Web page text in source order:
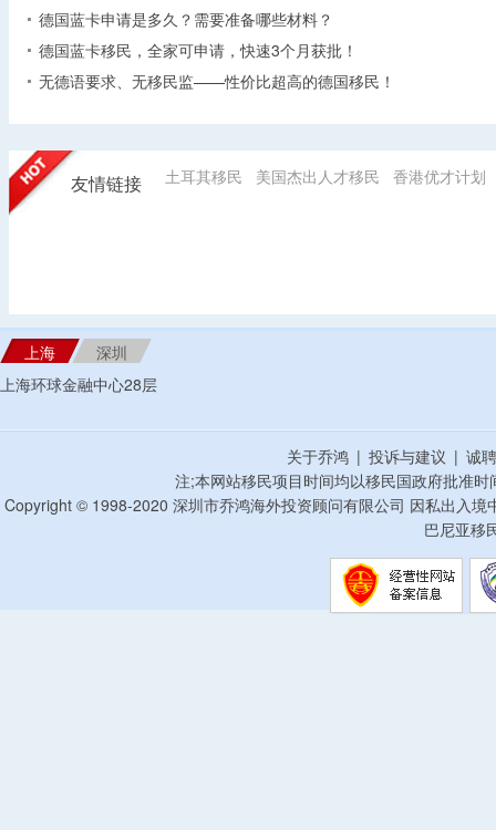
德国蓝卡申请是多久？需要准备哪些材料？
德国蓝卡移民，全家可申请，快速3个月获批！
无德语要求、无移民监——性价比超高的德国移民！
友情链接 土耳其移民 美国杰出人才移民 香港优才计划
上海
深圳
上海环球金融中心28层
关于乔鸿 | 投诉与建议 | 诚
注;本网站移民项目时间均以移民国政府批准
Copyright © 1998-2020 深圳市乔鸿海外投资顾问有限公司 因私出入
巴尼亚移